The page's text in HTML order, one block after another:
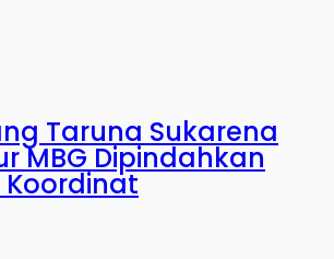
Taruna Sukarena
MBG Dipindahkan
Koordinat